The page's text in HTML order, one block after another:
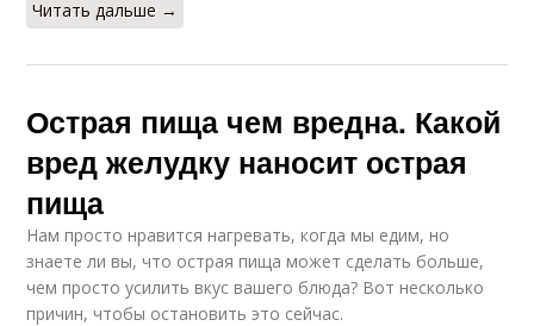
Читать дальше →
Острая пища чем вредна. Какой
вред желудку наносит острая
пища
Нам просто нравится нагревать, когда мы едим, но
знаете ли вы, что острая пища может сделать больше,
чем просто усилить вкус вашего блюда? Вот несколько
причин, чтобы остановить это сейчас.